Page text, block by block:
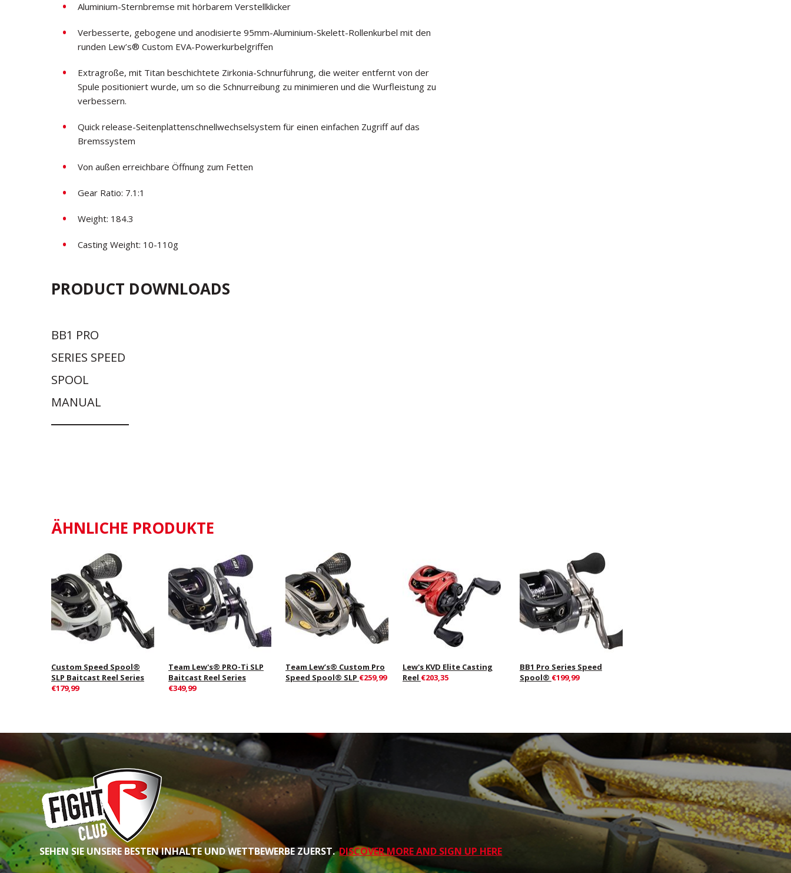
Aluminium-Sternbremse mit hörbarem Verstellklicker
Verbesserte, gebogene und anodisierte 95mm-Aluminium-Skelett-Rollenkurbel mit den
runden Lew’s® Custom EVA-Powerkurbelgriffen
Extragroße, mit Titan beschichtete Zirkonia-Schnurführung, die weiter entfernt von der
Spule positioniert wurde, um so die Schnurreibung zu minimieren und die Wurfleistung zu
verbessern.
Quick release-Seitenplattenschnellwechselsystem für einen einfachen Zugriff auf das
Bremssystem
Von außen erreichbare Öffnung zum Fetten
Gear Ratio: 7.1:1
Weight: 184.3
Casting Weight: 10-110g
PRODUCT DOWNLOADS
BB1 PRO
SERIES SPEED
SPOOL
MANUAL
ÄHNLICHE PRODUKTE
Custom Speed Spool®
SLP Baitcast Reel Series
€179,99
Team Lew's® PRO-Ti SLP
Baitcast Reel Series
€349,99
Team Lew’s® Custom Pro
Speed Spool® SLP €259,99
Lew's KVD Elite Casting
Reel €203,35
BB1 Pro Series Speed
Spool® €199,99
SEHEN SIE UNSERE BESTEN INHALTE UND WETTBEWERBE ZUERST.DISCOVER MORE AND SIGN UP HERE